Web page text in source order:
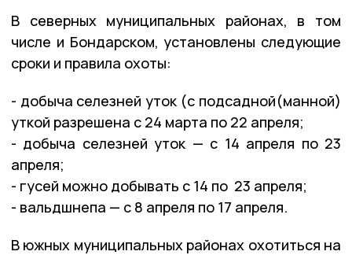
В северных муниципальных районах, в том
числе и Бондарском, установлены следующие
сроки и правила охоты:
- добыча селезней уток (с подсадной(манной)
уткой разрешена с 24 марта по 22 апреля;
- добыча селезней уток — с 14 апреля по 23
апреля;
- гусей можно добывать с 14 по 23 апреля;
- вальдшнепа — с 8 апреля по 17 апреля.
В южных муниципальных районах охотиться на